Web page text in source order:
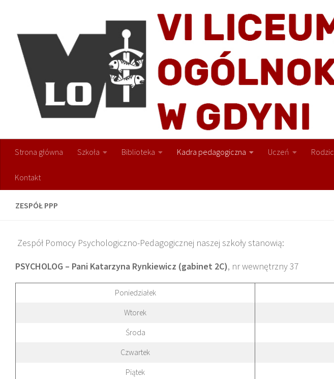
Strona główna Szkoła Biblioteka Kadra pedagogiczna Uczeń Rodzic
Kontakt
ZESPÓŁ PPP
Zespół Pomocy Psychologiczno-Pedagogicznej naszej szkoły stanowią:
PSYCHOLOG – Pani Katarzyna Rynkiewicz (gabinet 2C), nr wewnętrzny 37
Poniedziałek
Wtorek
Środa
Czwartek
Piątek